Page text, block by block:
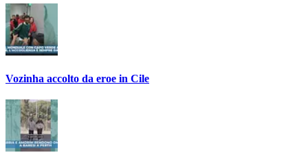
Vozinha accolto da eroe in Cile